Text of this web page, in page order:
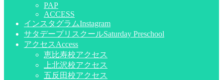
PAP
ACCESS
インスタグラムInstagram
サタデープリスクールSaturday Preschool
アクセスAccess
恵比寿校アクセス
上北沢校アクセス
五反田校アクセス